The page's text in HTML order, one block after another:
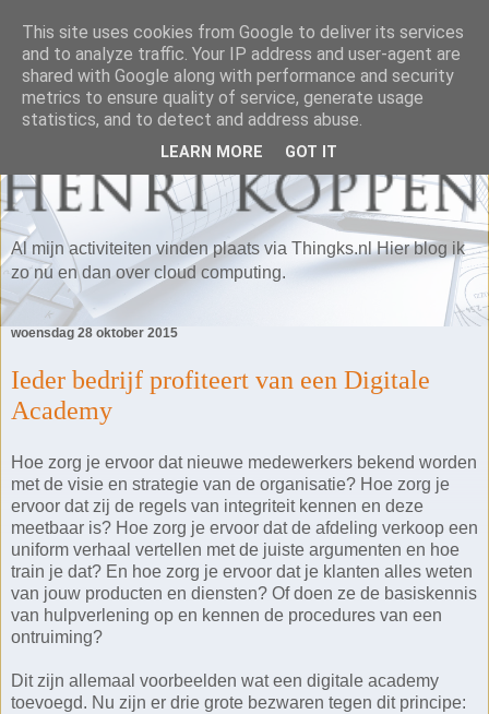
Al mijn activiteiten vinden plaats via Thingks.nl Hier blog ik
zo nu en dan over cloud computing.
woensdag 28 oktober 2015
Ieder bedrijf profiteert van een Digitale
Academy
Hoe zorg je ervoor dat nieuwe medewerkers bekend worden
met de visie en strategie van de organisatie? Hoe zorg je
ervoor dat zij de regels van integriteit kennen en deze
meetbaar is? Hoe zorg je ervoor dat de afdeling verkoop een
uniform verhaal vertellen met de juiste argumenten en hoe
train je dat? En hoe zorg je ervoor dat je klanten alles weten
van jouw producten en diensten? Of doen ze de basiskennis
van hulpverlening op en kennen de procedures van een
ontruiming?
Dit zijn allemaal voorbeelden wat een digitale academy
toevoegd. Nu zijn er drie grote bezwaren tegen dit principe:
This site uses cookies from Google to deliver its services
and to analyze traffic. Your IP address and user-agent are
shared with Google along with performance and security
metrics to ensure quality of service, generate usage
statistics, and to detect and address abuse.
LEARN MORE GOT IT